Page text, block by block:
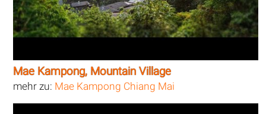
Mae Kampong, Mountain Village
mehr zu: Mae Kampong Chiang Mai